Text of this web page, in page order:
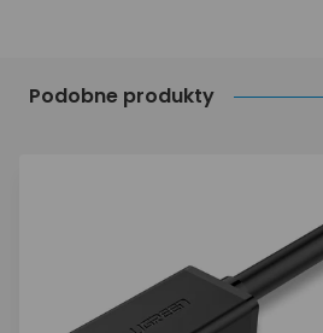
Podobne produkty